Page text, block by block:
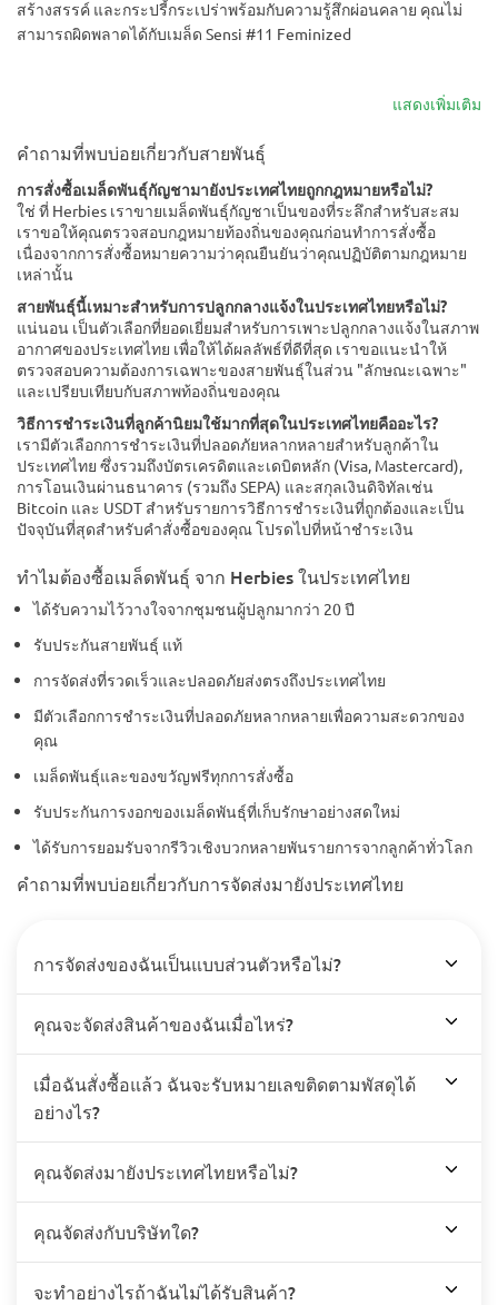
สร้างสรรค์ และกระปรี้กระเปร่าพร้อมกับความรู้สึกผ่อนคลาย คุณไม่
สามารถผิดพลาดได้กับเมล็ด Sensi #11 Feminized
แสดงเพิ่มเติม
คำถามที่พบบ่อยเกี่ยวกับสายพันธุ์
การสั่งซื้อเมล็ดพันธุ์กัญชามายังประเทศไทยถูกกฎหมายหรือไม่?
ใช่ ที่ Herbies เราขายเมล็ดพันธุ์กัญชาเป็นของที่ระลึกสำหรับสะสม
เราขอให้คุณตรวจสอบกฎหมายท้องถิ่นของคุณก่อนทำการสั่งซื้อ
เนื่องจากการสั่งซื้อหมายความว่าคุณยืนยันว่าคุณปฏิบัติตามกฎหมาย
เหล่านั้น
สายพันธุ์นี้เหมาะสำหรับการปลูกกลางแจ้งในประเทศไทยหรือไม่?
แน่นอน เป็นตัวเลือกที่ยอดเยี่ยมสำหรับการเพาะปลูกกลางแจ้งในสภาพ
อากาศของประเทศไทย เพื่อให้ได้ผลลัพธ์ที่ดีที่สุด เราขอแนะนำให้
ตรวจสอบความต้องการเฉพาะของสายพันธุ์ในส่วน "ลักษณะเฉพาะ"
และเปรียบเทียบกับสภาพท้องถิ่นของคุณ
วิธีการชำระเงินที่ลูกค้านิยมใช้มากที่สุดในประเทศไทยคืออะไร?
เรามีตัวเลือกการชำระเงินที่ปลอดภัยหลากหลายสำหรับลูกค้าใน
ประเทศไทย ซึ่งรวมถึงบัตรเครดิตและเดบิตหลัก (Visa, Mastercard),
การโอนเงินผ่านธนาคาร (รวมถึง SEPA) และสกุลเงินดิจิทัลเช่น
Bitcoin และ USDT สำหรับรายการวิธีการชำระเงินที่ถูกต้องและเป็น
ปัจจุบันที่สุดสำหรับคำสั่งซื้อของคุณ โปรดไปที่หน้าชำระเงิน
ทำไมต้องซื้อเมล็ดพันธุ์ จาก Herbies ในประเทศไทย
ได้รับความไว้วางใจจากชุมชนผู้ปลูกมากว่า 20 ปี
รับประกันสายพันธุ์ แท้
การจัดส่งที่รวดเร็วและปลอดภัยส่งตรงถึงประเทศไทย
มีตัวเลือกการชำระเงินที่ปลอดภัยหลากหลายเพื่อความสะดวกของ
คุณ
เมล็ดพันธุ์และของขวัญฟรีทุกการสั่งซื้อ
รับประกันการงอกของเมล็ดพันธุ์ที่เก็บรักษาอย่างสดใหม่
ได้รับการยอมรับจากรีวิวเชิงบวกหลายพันรายการจากลูกค้าทั่วโลก
คำถามที่พบบ่อยเกี่ยวกับการจัดส่งมายังประเทศไทย
การจัดส่งของฉันเป็นแบบส่วนตัวหรือไม่?
คุณจะจัดส่งสินค้าของฉันเมื่อไหร่?
เมื่อฉันสั่งซื้อแล้ว ฉันจะรับหมายเลขติดตามพัสดุได้
อย่างไร?
คุณจัดส่งมายังประเทศไทยหรือไม่?
คุณจัดส่งกับบริษัทใด?
จะทำอย่างไรถ้าฉันไม่ได้รับสินค้า?